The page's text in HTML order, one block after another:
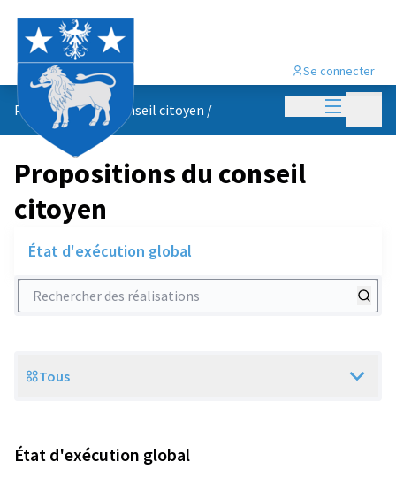
Menu
Se connecter
Propositions du conseil citoyen /
Propositions du conseil
citoyen
État d'exécution global
Rechercher des réalisations
Scope
Tous
État d'exécution global